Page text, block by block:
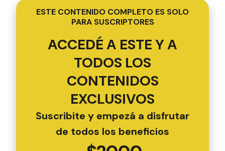
ESTE CONTENIDO COMPLETO ES SOLO
PARA SUSCRIPTORES
ACCEDÉ A ESTE Y A
TODOS LOS
CONTENIDOS
EXCLUSIVOS
Suscribite y empezá a disfrutar
de todos los beneficios